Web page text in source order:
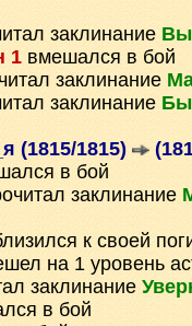
заклинание
1 вмешался в бой
заклинание
заклинание
(1815/1815)
в бой
заклинание
к своей
на 1 уровень
заклинание
в бой